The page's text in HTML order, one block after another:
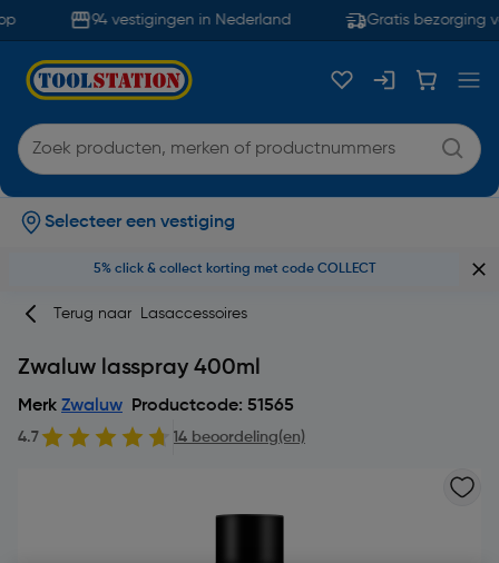
94 vestigingen in Nederland Gratis bezorging
Selecteer een vestiging
5% click & collect korting met code COLLECT
Terug naar Lasaccessoires
Zwaluw lasspray 400ml
Merk Zwaluw Productcode: 51565
4.7 14 beoordeling(en)